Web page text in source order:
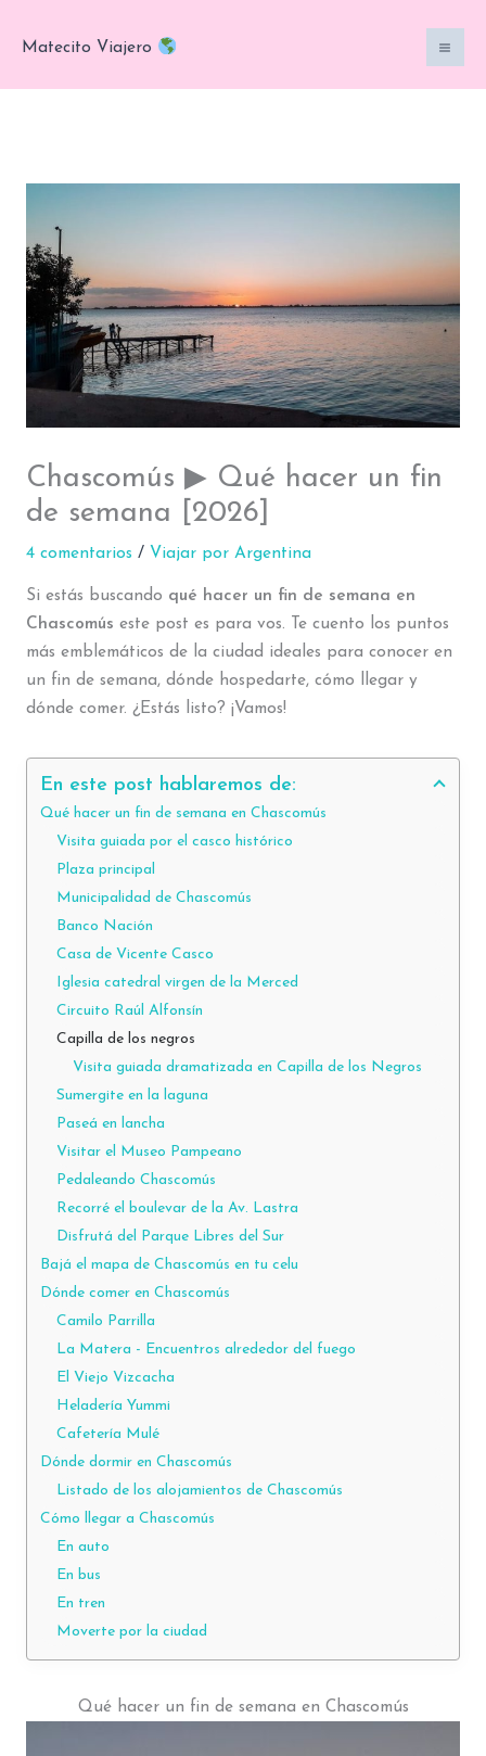
Matecito Viajero
Chascomús ▶ Qué hacer un fin
de semana [2026]
4 comentarios / Viajar por Argentina
Si estás buscando qué hacer un fin de semana en
Chascomús este post es para vos. Te cuento los puntos
más emblemáticos de la ciudad ideales para conocer en
un fin de semana, dónde hospedarte, cómo llegar y
dónde comer. ¿Estás listo? ¡Vamos!
En este post hablaremos de:
Qué hacer un fin de semana en Chascomús
Visita guiada por el casco histórico
Plaza principal
Municipalidad de Chascomús
Banco Nación
Casa de Vicente Casco
Iglesia catedral virgen de la Merced
Circuito Raúl Alfonsín
Capilla de los negros
Visita guiada dramatizada en Capilla de los Negros
Sumergite en la laguna
Paseá en lancha
Visitar el Museo Pampeano
Pedaleando Chascomús
Recorré el boulevar de la Av. Lastra
Disfrutá del Parque Libres del Sur
Bajá el mapa de Chascomús en tu celu
Dónde comer en Chascomús
Camilo Parrilla
La Matera - Encuentros alrededor del fuego
El Viejo Vizcacha
Heladería Yummi
Cafetería Mulé
Dónde dormir en Chascomús
Listado de los alojamientos de Chascomús
Cómo llegar a Chascomús
En auto
En bus
En tren
Moverte por la ciudad
Qué hacer un fin de semana en Chascomús